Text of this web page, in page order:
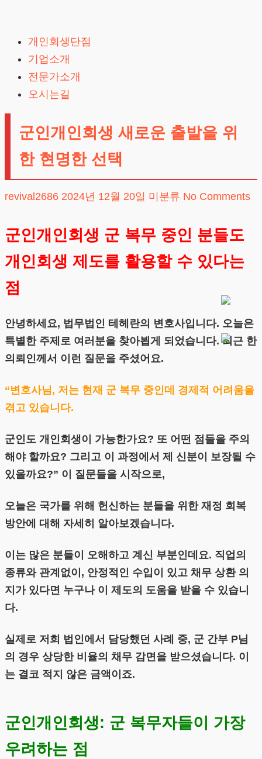
content
개인회생단점
기업소개
전문가소개
오시는길
군인개인회생 새로운 출발을 위
한 현명한 선택
revival2686 2024년 12월 20일 미분류 No Comments
군인개인회생 군 복무 중인 분들도
개인회생 제도를 활용할 수 있다는
점
안녕하세요, 법무법인 테헤란의 변호사입니다. 오늘은
특별한 주제로 여러분을 찾아뵙게 되었습니다. 최근 한
의뢰인께서 이런 질문을 주셨어요.
“변호사님, 저는 현재 군 복무 중인데 경제적 어려움을
겪고 있습니다.
군인도 개인회생이 가능한가요? 또 어떤 점들을 주의
해야 할까요? 그리고 이 과정에서 제 신분이 보장될 수
있을까요?” 이 질문들을 시작으로,
오늘은 국가를 위해 헌신하는 분들을 위한 재정 회복
방안에 대해 자세히 알아보겠습니다.
이는 많은 분들이 오해하고 계신 부분인데요. 직업의
종류와 관계없이, 안정적인 수입이 있고 채무 상환 의
지가 있다면 누구나 이 제도의 도움을 받을 수 있습니
다.
실제로 저희 법인에서 담당했던 사례 중, 군 간부 P님
의 경우 상당한 비율의 채무 감면을 받으셨습니다. 이
는 결코 적지 않은 금액이죠.
군인개인회생: 군 복무자들이 가장
우려하는 점